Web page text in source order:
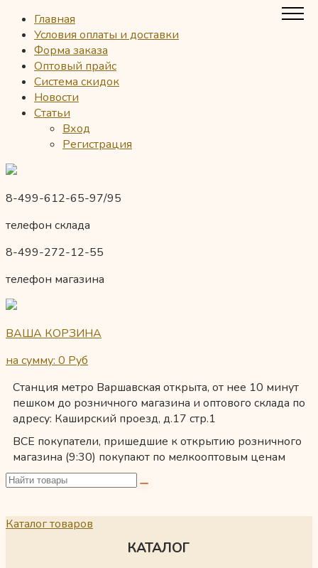
Главная
Условия оплаты и доставки
Форма заказа
Оптовый прайс
Система скидок
Новости
Статьи
Вход
Регистрация
8-499-612-65-97/95
телефон склада
8-499-272-12-55
телефон магазина
ВАША КОРЗИНА
на сумму: 0 Руб
Станция метро Варшавская открыта, от нее 10 минут
пешком до розничного магазина и оптового склада по
адресу: Каширский проезд, д.17 стр.1
ВСЕ покупатели, пришедшие к открытию розничного
магазина (9:30) покупают по мелкооптовым ценам
Каталог товаров
КАТАЛОГ